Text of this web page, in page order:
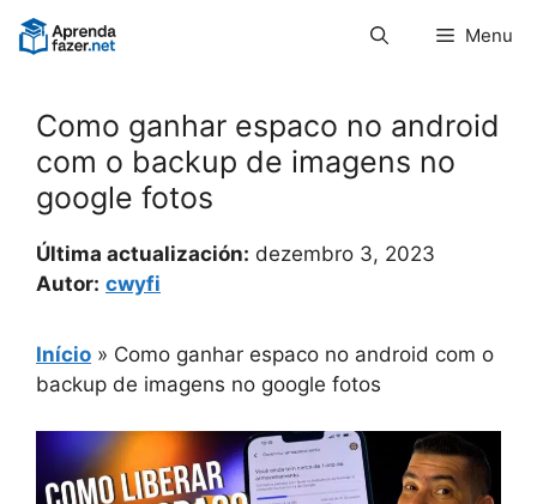
Pular
para
Menu
Como ganhar espaco no android
com o backup de imagens no
google fotos
Última actualización: dezembro 3, 2023
Autor: cwyfi
Início » Como ganhar espaco no android com o
backup de imagens no google fotos